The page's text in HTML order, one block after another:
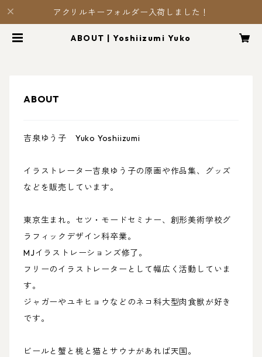
アクリルキーフォルダー入荷しました！
ABOUT | Yoshiizumi Yuko
ABOUT
吉泉ゆう子 Yuko Yoshiizumi
イラストレーター吉泉ゆう子の原画や作品集、グッズ
などを販売しています。
東京生まれ。セツ・モードセミナー、創形美術学校グ
ラフィックデザイン科卒業。
MJイラストレーションズ修了。
フリーのイラストレーターとして幅広く活動していま
す。
ジャガーやユキヒョウなどのネコ科大型肉食獣が好き
です。
ビールと蟹と桃と猫とサウナがあれば天国。